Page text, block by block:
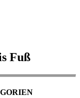
Fuß